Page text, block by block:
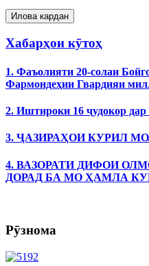
Хабарҳои кӯтоҳ
1. Фаъолияти 20-солаи
Фармондеҳии Гвардияи
2. Иштироки 16 ҷудокор
3. ҶАЗИРАҲОИ КУРИЛ
4. ВАЗОРАТИ ДИФОИ
ДОРАД БА МО ҲАМЛА
Рӯзнома